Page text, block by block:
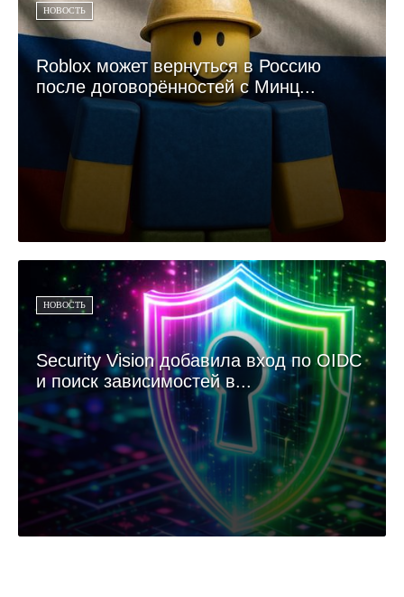
НОВОСТЬ
Roblox может вернуться в Россию
после договорённостей с Минц...
НОВОСТЬ
Security Vision добавила вход по OIDC
и поиск зависимостей в...